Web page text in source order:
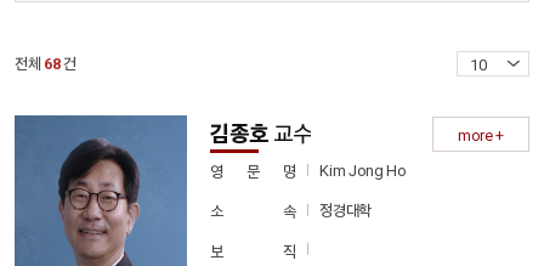
전체 68건
김종호 교수
more +
영 문 명
Kim Jong Ho
소 속 정경대학
보 직